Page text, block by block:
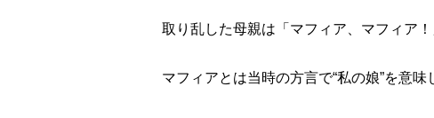
取り乱した母親は「マフィア、マフィア
マフィアとは当時の方言で“私の娘”を意味